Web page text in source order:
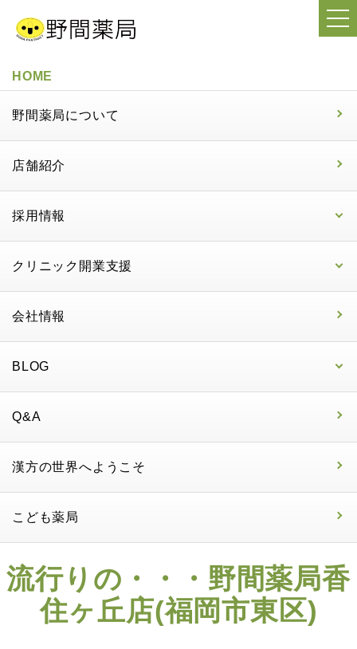
HOME
野間薬局について
店舗紹介
採用情報
クリニック開業支援
会社情報
BLOG
Q&A
漢方の世界へようこそ
こども薬局
流行りの・・・野間薬局香
住ヶ丘店(福岡市東区)